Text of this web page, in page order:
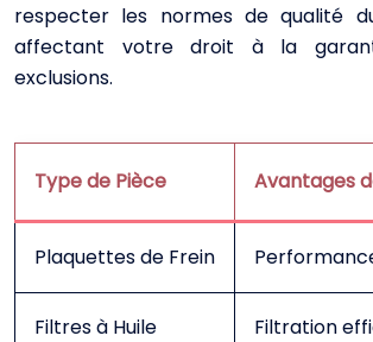
respecter les normes de qualité
affectant votre droit à la
exclusions.
Type de Pièce Avantages
Plaquettes de Frein
Filtres à Huile Filtration